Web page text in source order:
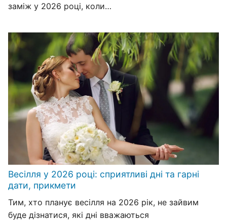
заміж у 2026 році, коли…
Весілля у 2026 році: сприятливі дні та гарні
дати, прикмети
Тим, хто планує весілля на 2026 рік, не зайвим
буде дізнатися, які дні вважаються